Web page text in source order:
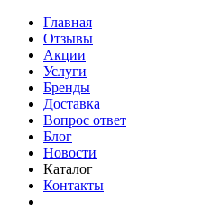
Главная
Отзывы
Акции
Услуги
Бренды
Доставка
Вопрос ответ
Блог
Новости
Каталог
Контакты